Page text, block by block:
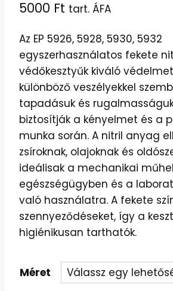
5000 Ft tart. ÁFA
Az EP 5926, 5928, 5930, 5932
egyszerhasználatos fekete
védőkesztyűk kiváló
különböző veszélyekkel
tapadásuk és
biztosítják a kényelmet és a
munka során. A nitril anyag
zsíroknak, olajoknak és
ideálisak a mechanikai
egészségügyben és a
való használatra. A fekete
szennyeződéseket, így a
higiénikusan tarthatók.
Méret